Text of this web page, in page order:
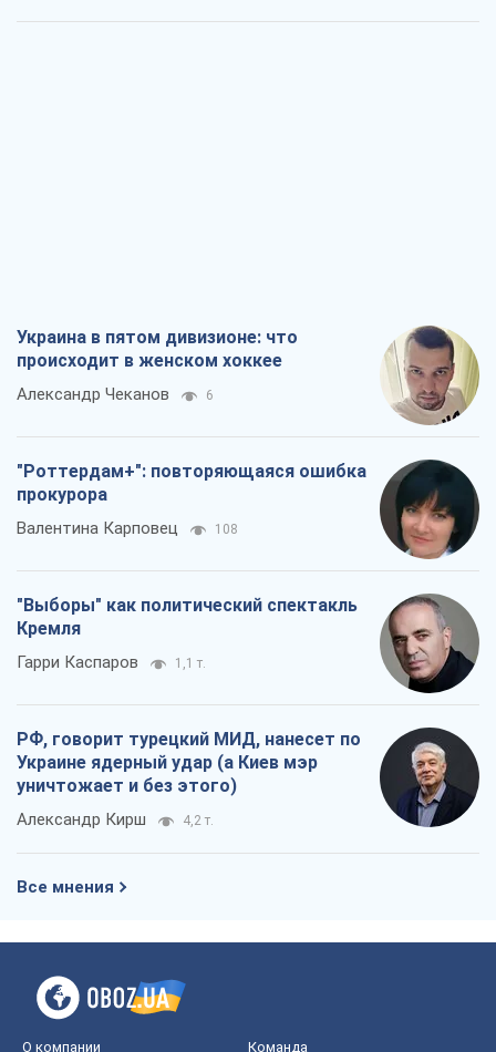
Украина в пятом дивизионе: что
происходит в женском хоккее
Александр Чеканов 6
"Роттердам+": повторяющаяся ошибка
прокурора
Валентина Карповец 108
"Выборы" как политический спектакль
Кремля
Гарри Каспаров 1,1 т.
РФ, говорит турецкий МИД, нанесет по
Украине ядерный удар (а Киев мэр
уничтожает и без этого)
Александр Кирш 4,2 т.
Все мнения
О компании Команда